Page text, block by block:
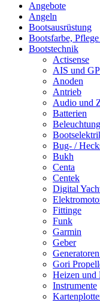
Angebote
Angeln
Bootsausrüstung
Bootsfarbe,
Bootstechnik
Actisense
AIS und
Anoden
Antrieb
Audio und
Batterien
Beleuchtung
Bug- /
Bukh
Centa
Centek
Digital
Fittinge
Funk
Garmin
Geber
Gori
Heizen und
Instrumente